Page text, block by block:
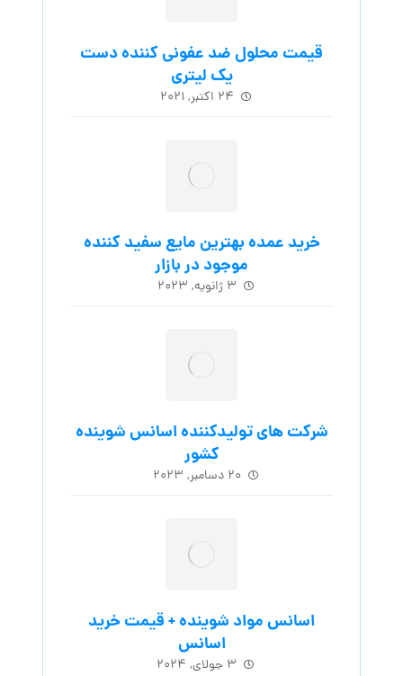
قیمت محلول ضد عفونی کننده دست
یک لیتری
۲۴ اکتبر, ۲۰۲۱
خرید عمده بهترین مایع سفید کننده
موجود در بازار
۳ ژانویه, ۲۰۲۳
شرکت های تولیدکننده اسانس شوینده
کشور
۲۰ دسامبر, ۲۰۲۳
اسانس مواد شوینده + قیمت خرید
اسانس
۳ جولای, ۲۰۲۴